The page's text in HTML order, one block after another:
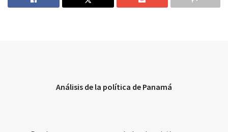
Análisis de la política de Panamá